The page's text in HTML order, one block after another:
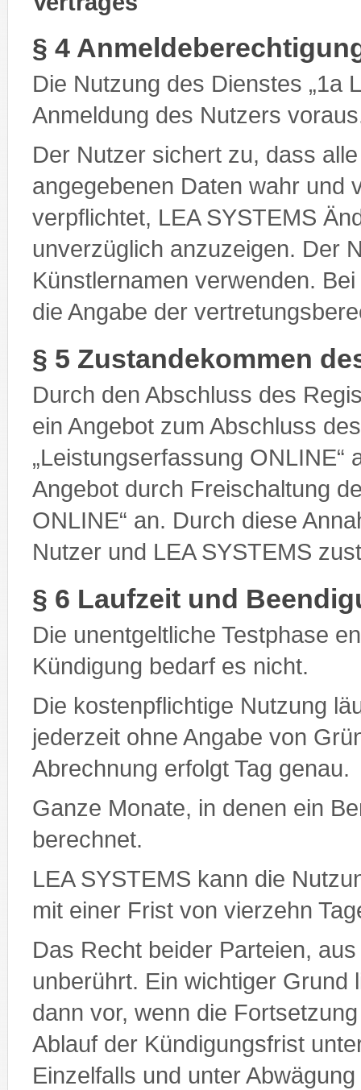
§ 4
Die Nutzung des Dienstes „1a
Anmeldung des Nutzers
Der Nutzer sichert zu, dass
angegebenen Daten wahr und
verpflichtet, LEA SYSTEMS
unverzüglich anzuzeigen. Der
Künstlernamen verwenden.
die Angabe der
§ 5 Zustandekommen
Durch den Abschluss des
ein Angebot zum Abschluss
„Leistungserfassung ONLINE“
Angebot durch Freischaltung
ONLINE“ an. Durch diese
Nutzer und LEA SYSTEMS
§ 6 Laufzeit und
Die unentgeltliche Testphase
Kündigung bedarf es nicht.
Die kostenpflichtige Nutzung
jederzeit ohne Angabe von
Abrechnung erfolgt Tag genau.
Ganze Monate, in denen ein
berechnet.
LEA SYSTEMS kann die
mit einer Frist von vierzehn
Das Recht beider Parteien,
unberührt. Ein wichtiger Grund
dann vor, wenn die
Ablauf der Kündigungsfrist
Einzelfalls und unter